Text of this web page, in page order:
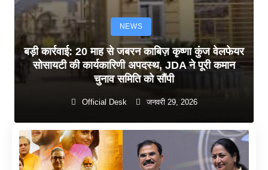
NEWS
बड़ी कार्रवाई: 20 माह से जबरन काबिज़ कृष्णा कुंज वेलफेयर
सोसायटी की कार्यकारिणी अपदस्थ, JDA ने पूरी कमान
चुनाव समिति को सौंपी
Official Desk जनवरी 29, 2026